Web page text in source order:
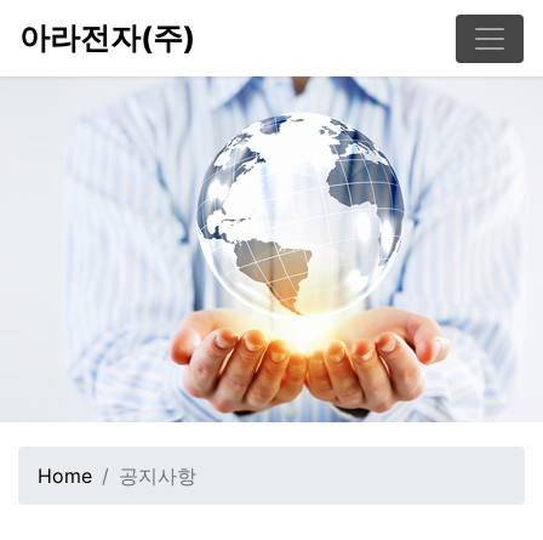
아라전자(주)
Home 공지사항